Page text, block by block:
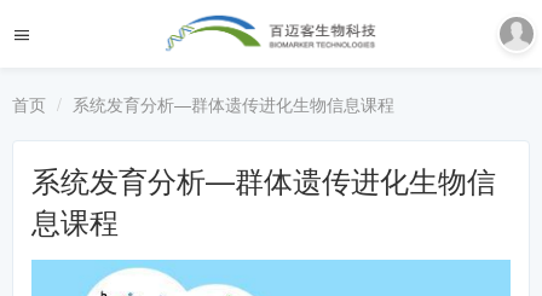
首页 系统发育分析—群体遗传进化生物信息课程
系统发育分析—群体遗传进化生物信
息课程